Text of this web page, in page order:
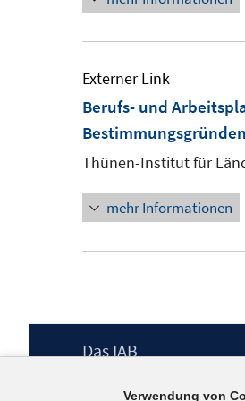
Externer Link
Berufs- und
Thünen-Institut für
mehr Informationen
Footer
Das IAB
Verwendung von